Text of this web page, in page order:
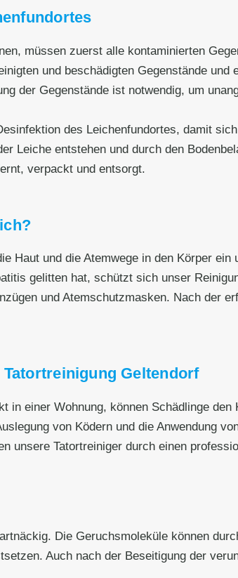
müssen zuerst alle kontaminierten
und beschädigten Gegenstände und
der Gegenstände ist notwendig, um
des Leichenfundortes, damit
Leiche entstehen und durch den
verpackt und entsorgt.
Haut und die Atemwege in den Körper
gelitten hat, schützt sich unser
und Atemschutzmasken. Nach der
Geltendorf
in einer Wohnung, können Schädlinge
von Ködern und die Anwendung
unsere Tatortreiniger durch einen
Die Geruchsmoleküle können
Auch nach der Beseitigung der